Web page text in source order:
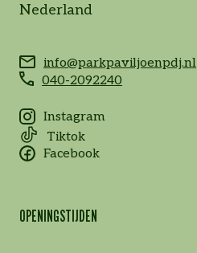
Nederland
info@parkpaviljoenpdj.nl
040-2092240
Instagram
Tiktok
Facebook
OPENINGSTIJDEN